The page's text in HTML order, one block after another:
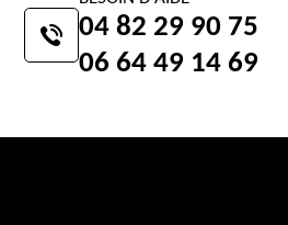
04 82 29 90 75
06 64 49 14 69